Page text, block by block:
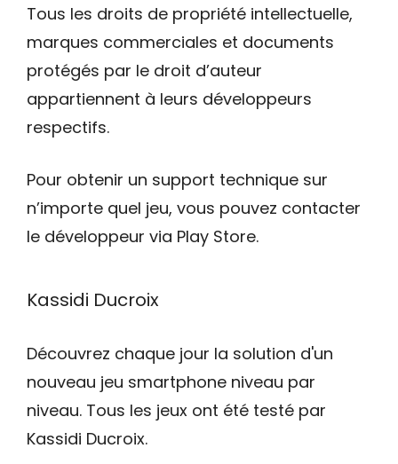
Tous les droits de propriété intellectuelle,
marques commerciales et documents
protégés par le droit d’auteur
appartiennent à leurs développeurs
respectifs.
Pour obtenir un support technique sur
n’importe quel jeu, vous pouvez contacter
le développeur via Play Store.
Kassidi Ducroix
Découvrez chaque jour la solution d'un
nouveau jeu smartphone niveau par
niveau. Tous les jeux ont été testé par
Kassidi Ducroix.